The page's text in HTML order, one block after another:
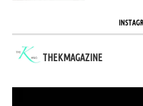
THEKMAGAZINE